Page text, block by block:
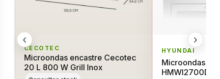
‹
CECOTEC
Microondas encastre Cecotec
20 L 800 W Grill Inox
HYUNDAI
Microondas
›